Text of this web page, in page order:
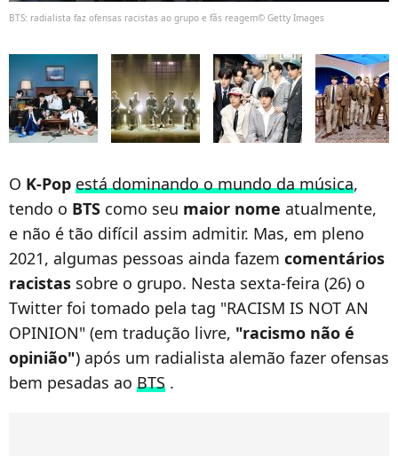
BTS: radialista faz ofensas racistas ao grupo e fãs reagem© Getty Images
O K-Pop está dominando o mundo da música,
tendo o BTS como seu maior nome atualmente,
e não é tão difícil assim admitir. Mas, em pleno
2021, algumas pessoas ainda fazem comentários
racistas sobre o grupo. Nesta sexta-feira (26) o
Twitter foi tomado pela tag "RACISM IS NOT AN
OPINION" (em tradução livre, "racismo não é
opinião") após um radialista alemão fazer ofensas
bem pesadas ao BTS .